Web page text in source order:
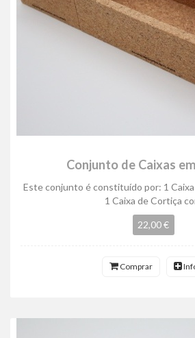
Conjunto de Caixas
Este conjunto é constituído por: 1
1 Caixa de Cortiça
22,00 €
Comprar